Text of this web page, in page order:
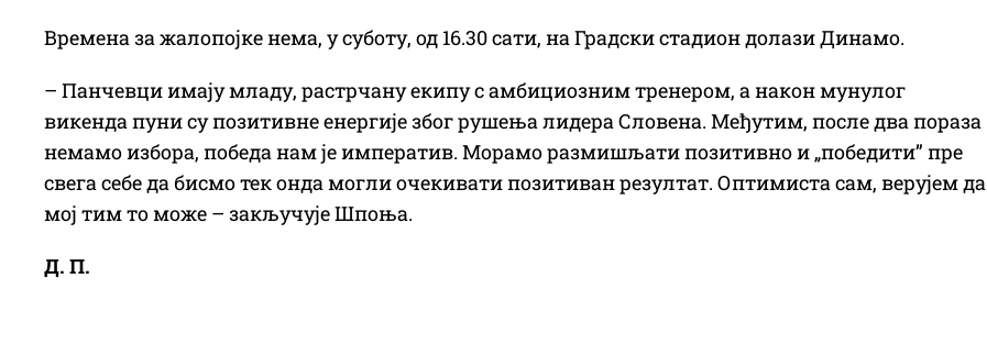
Времена за жалопојке нема, у суботу, од 16.30 сати, на Градски стадион долази Динамо.
– Панчевци имају младу, растрчану екипу с амбициозним тренером, а након мунулог
викенда пуни су позитивне енергије због рушења лидера Словена. Међутим, после два пораза
немамо избора, победа нам је императив. Морамо размишљати позитивно и „победити” пре
свега себе да бисмо тек онда могли очекивати позитиван резултат. Оптимиста сам, верујем да
мој тим то може – закључује Шпоња.
Д. П.